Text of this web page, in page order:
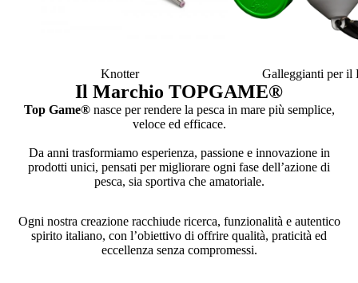
Knotter Galleggianti per il
Il Marchio TOPGAME®
Top Game®nasce per rendere la pesca in mare più semplice,
veloce ed efficace.
Da anni trasformiamo esperienza, passione e innovazione in
prodotti unici, pensati per migliorare ogni fase dell’azione di
pesca, sia sportiva che amatoriale.
Ogni nostra creazione racchiude ricerca, funzionalità e autentico
spirito italiano, con l’obiettivo di offrire qualità, praticità ed
eccellenza senza compromessi.